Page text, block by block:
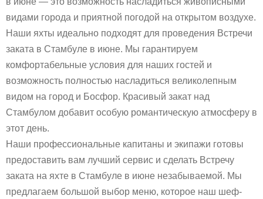
видами города и приятной погодой на открытом воздухе.
Наши яхты идеально подходят для проведения Встречи
заката в Стамбуле в июне. Мы гарантируем
комфортабельные условия для наших гостей и
возможность полностью насладиться великолепным
видом на город и Босфор. Красивый закат над
Стамбулом добавит особую романтическую атмосферу в
этот день.
Наши профессиональные капитаны и экипажи готовы
предоставить вам лучший сервис и сделать Встречу
заката на яхте в Стамбуле в июне незабываемой. Мы
предлагаем большой выбор меню, которое наш шеф-